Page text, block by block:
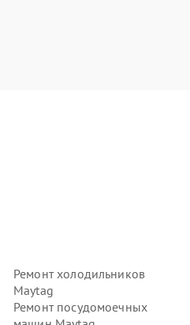
Ремонт холодильников
Maytag
Ремонт посудомоечных